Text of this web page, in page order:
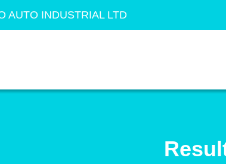
AUTO INDUSTRIAL LTD